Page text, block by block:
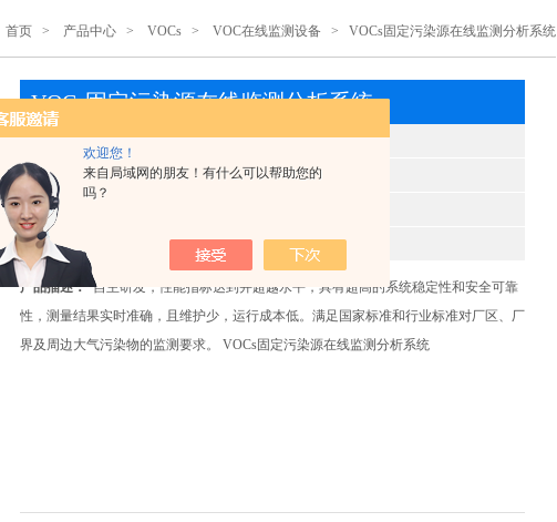
欢迎您！
来自局域网的朋友！有什么可以帮助您的
吗？
首页 > 产品中心 > VOCs > VOC在线监测设备 > VOCs固定污染源在线监测分析系统
VOCs固定污染源在线监测分析系统
型 号
产品时间 2025-06-09
所属分类
8541
产品描述：*自主研发，性能指标达到并超越水平，具有超高的系统稳定性和安全可靠
性，测量结果实时准确，且维护少，运行成本低。满足国家标准和行业标准对厂区、厂
界及周边大气污染物的监测要求。 VOCs固定污染源在线监测分析系统